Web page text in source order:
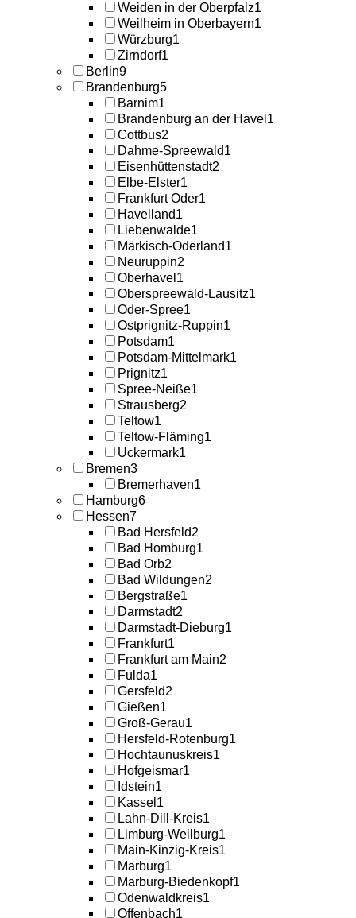
Weiden in der Oberpfalz1
Weilheim in Oberbayern1
Würzburg1
Zirndorf1
Berlin9
Brandenburg5
Barnim1
Brandenburg an der Havel 1
Cottbus2
Dahme-Spreewald1
Eisenhüttenstadt2
Elbe-Elster1
Frankfurt Oder1
Havelland1
Liebenwalde1
Märkisch-Oderland1
Neuruppin2
Oberhavel 1
Oberspreewald-Lausitz1
Oder-Spree1
Ostprignitz-Ruppin1
Potsdam1
Potsdam-Mittelmark1
Prignitz1
Spree-Neiße1
Strausberg2
Teltow1
Teltow-Fläming1
Uckermark1
Bremen3
Bremerhaven1
Hamburg6
Hessen7
Bad Hersfeld2
Bad Homburg1
Bad Orb2
Bad Wildungen2
Bergstraße1
Darmstadt2
Darmstadt-Dieburg1
Frankfurt1
Frankfurt am Main2
Fulda1
Gersfeld2
Gießen1
Groß-Gerau1
Hersfeld-Rotenburg1
Hochtaunuskreis1
Hofgeismar1
Idstein1
Kassel 1
Lahn-Dill-Kreis1
Limburg-Weilburg1
Main-Kinzig-Kreis1
Marburg1
Marburg-Biedenkopf1
Odenwaldkreis1
Offenbach1